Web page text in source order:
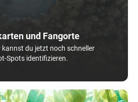
und Fangorte
kannst du jetzt noch schneller
Spots identifizieren.